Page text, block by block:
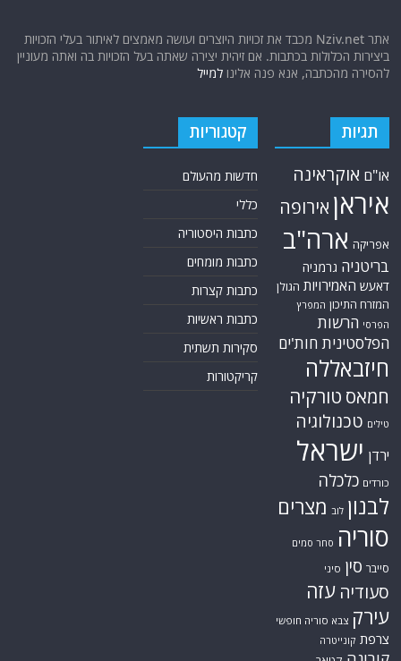
אתר Nziv.net מכבד את זכויות היוצרים ועושה מאמצים לאיתור בעלי הזכויות
ביצירות הכלולות בכתבות. אם זיהית יצירה שאתה בעל הזכויות בה ואתה מעוניין
להסירה מהכתבה, אנא פנה אלינולמייל
תגיות
או"ם אוקראינה
איראן אירופה
אפריקה ארה"ב
בריטניה גרמניה
דאעש האמירויות הגולן
המזרח התיכון המפרץ
הפרסי הרשות
הפלסטינית חות'ים
חיזבאללה
חמאס טורקיה
טילים טכנולוגיה
ירדן ישראל
כורדים כלכלה
לבנון לוב מצרים
סוריה סחר סמים
סייבר סין סיני
סעודיה עזה
עירק צבא סוריה חופשי
צרפת קונייטרה
קטגוריות
חדשות מהעולם
כללי
כתבות היסטוריה
כתבות מומחים
כתבות קצרות
כתבות ראשיות
סקירות תשתית
קריקטורות